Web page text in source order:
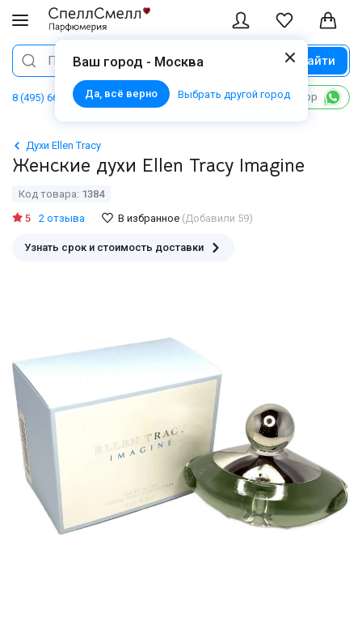
Ваш город - Москва
Да, всё верно Выбрать другой город
Поиск Найти
8 (495) 668 06 02 Написать в WhatsApp
Духи Ellen Tracy
Женские духи Ellen Tracy Imagine
Код товара: 1384
5
2 отзыва В избранное (Добавили 59)
Узнать срок и стоимость доставки